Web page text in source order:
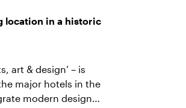
location in a historic
art & design’ – is
major hotels in the
modern design